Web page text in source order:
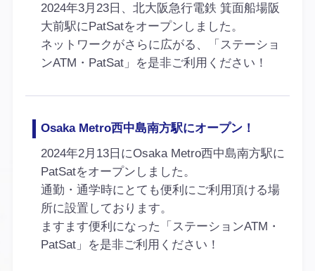
2024年3月23日、北大阪急行電鉄 箕面船場阪
大前駅にPatSatをオープンしました。
ネットワークがさらに広がる、「ステーショ
ンATM・PatSat」を是非ご利用ください！
Osaka Metro西中島南方駅にオープン！
2024年2月13日にOsaka Metro西中島南方駅に
PatSatをオープンしました。
通勤・通学時にとても便利にご利用頂ける場
所に設置しております。
ますます便利になった「ステーションATM・
PatSat」を是非ご利用ください！